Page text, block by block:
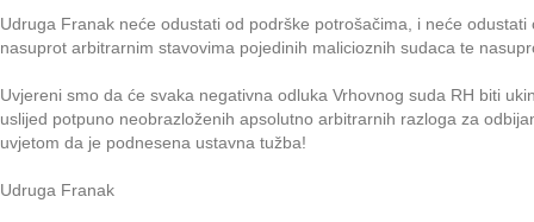
Udruga Franak neće odustati od podrške potrošačima, i neće
nasuprot arbitrarnim stavovima pojedinih malicioznih sudaca te
Uvjereni smo da će svaka negativna odluka Vrhovnog suda RH biti
uslijed potpuno neobrazloženih apsolutno arbitrarnih razloga za
uvjetom da je podnesena ustavna tužba!
Udruga Franak